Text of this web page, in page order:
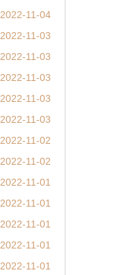
2022-11-04
2022-11-03
2022-11-03
2022-11-03
2022-11-03
2022-11-03
2022-11-02
2022-11-02
2022-11-01
2022-11-01
2022-11-01
2022-11-01
2022-11-01